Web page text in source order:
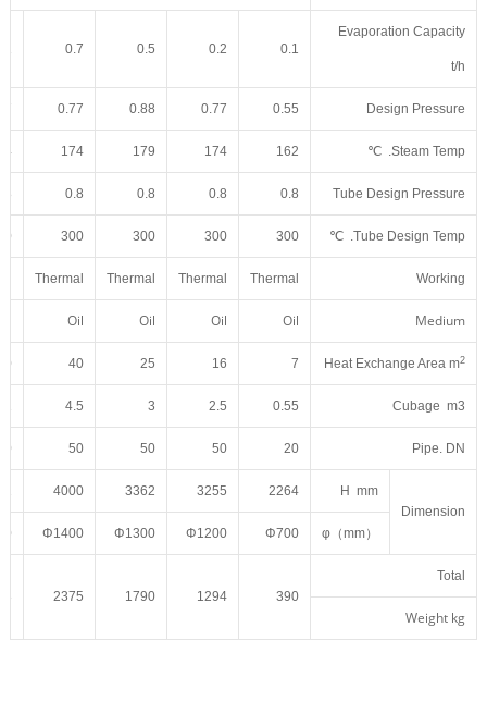
Evaporation Capacity
t/h
0.1
0.2
0.5
0.7
Design Pressure
0.55
0.77
0.88
0.77
Steam Temp. ℃
162
174
179
174
Tube Design Pressure
0.8
0.8
0.8
0.8
Tube Design Temp. ℃
300
300
300
300
Working
Thermal
Thermal
Thermal
Thermal
Medium
Oil
Oil
Oil
Oil
Heat Exchange Area m2
7
16
25
40
Cubage m3
0.55
2.5
3
4.5
Pipe. DN
20
50
50
50
Dimension
H mm
2264
3255
3362
4000
φ（mm）
Φ700
Φ1200
Φ1300
Φ1400
Total
390
1294
1790
2375
Weight kg